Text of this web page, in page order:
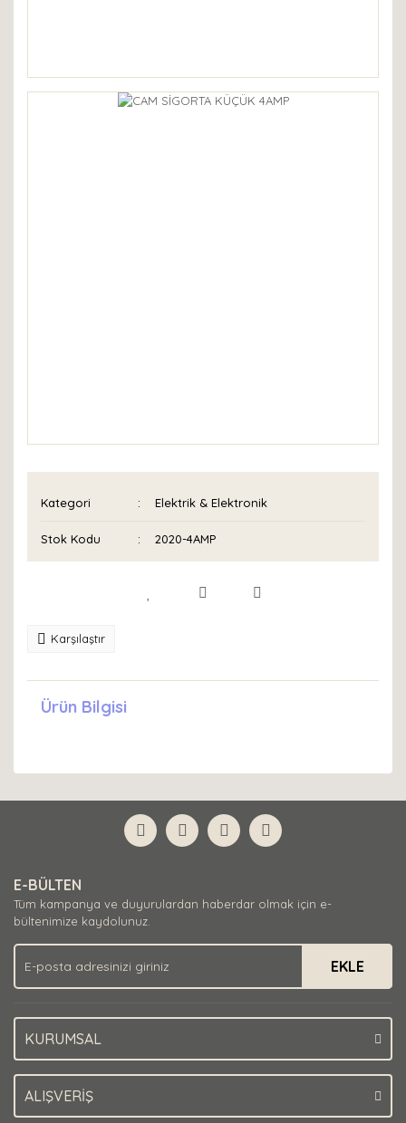
Kategori Elektrik & Elektronik
Stok Kodu 2020-4AMP
Karşılaştır
Ürün Bilgisi
E-BÜLTEN
Tüm kampanya ve duyurulardan haberdar olmak için e-
bültenimize kaydolunuz.
EKLE
KURUMSAL
ALIŞVERİŞ